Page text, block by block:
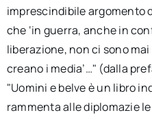
imprescindibile argomento
che ‘in guerra, anche in
liberazione, non ci sono
creano i media’…" (dalla
"Uomini e belve è un libro
rammenta alle diplomazie